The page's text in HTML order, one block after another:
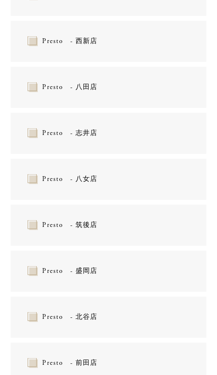
Presto - 西新店
Presto - 八田店
Presto - 志井店
Presto - 八女店
Presto - 筑後店
Presto - 盛岡店
Presto - 北谷店
Presto - 前田店